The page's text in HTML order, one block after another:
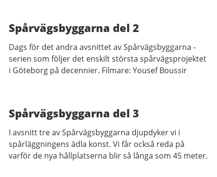
Spårvägsbyggarna del 2
Dags för det andra avsnittet av Spårvägsbyggarna -
serien som följer det enskilt största spårvägsprojektet
i Göteborg på decennier. Filmare: Yousef Boussir
Spårvägsbyggarna del 3
I avsnitt tre av Spårvägsbyggarna djupdyker vi i
spårläggningens ädla konst. Vi får också reda på
varför de nya hållplatserna blir så långa som 45 meter.